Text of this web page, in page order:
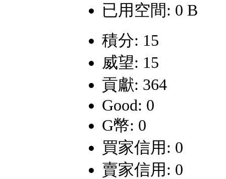
已用空間: 0 B
積分: 15
威望: 15
貢獻: 364
Good: 0
G幣: 0
買家信用: 0
賣家信用: 0